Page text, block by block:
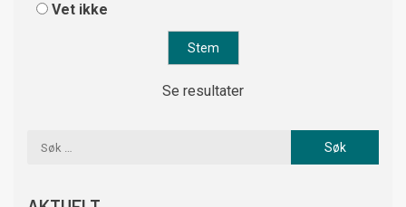
Vet ikke
Se resultater